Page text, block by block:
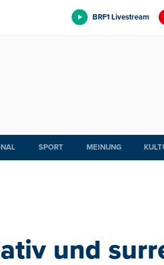
BRF1 Livestream
SPORT MEINUNG
und